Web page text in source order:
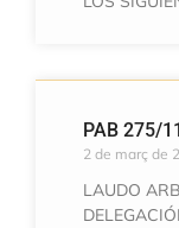
PAB 275/11
2 de març de
LAUDO